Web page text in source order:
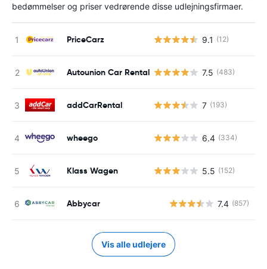
bedømmelser og priser vedrørende disse udlejningsfirmaer.
PriceCarz 9.1 (12)
Autounion Car Rental 7.5 (483)
addCarRental 7 (193)
wheego 6.4 (334)
Klass Wagen 5.5 (152)
Abbycar 7.4 (857)
Vis alle udlejere